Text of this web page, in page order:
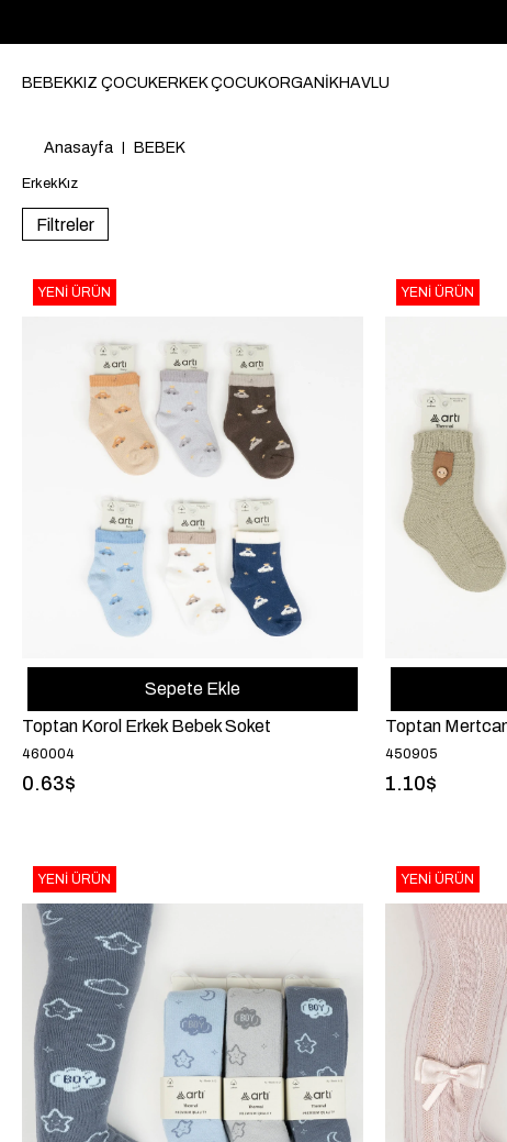
BEBEKKIZ ÇOCUKERKEK ÇOCUKORGANİKHAVLU
Anasayfa BEBEK
Erkek Kız
Filtreler
Toptan Korol Erkek Bebek Soket
460004
0.63$
Sepete Ekle
YENI ÜRÜN
450905
1.10$
YENI ÜRÜN
YENI ÜRÜN YENI ÜRÜN